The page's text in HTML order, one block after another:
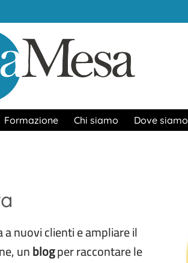
Formazione Chi siamo Dove siamo
nuovi clienti e ampliare il
unblogper raccontare le